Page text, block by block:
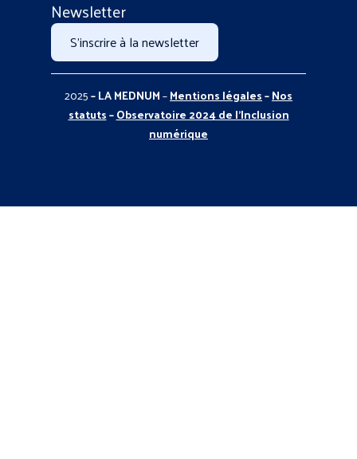
Newsletter
S'inscrire à la newsletter
2025– LA MEDNUM–Mentions légales–Nos
statuts–Observatoire 2024 de l’Inclusion
numérique